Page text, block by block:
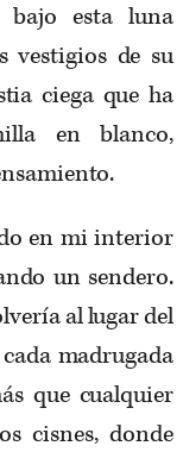
bajo esta luna
vestigios de su
ciega que ha
en blanco,
en mi interior
un sendero.
al lugar del
madrugada
que cualquier
cisnes, donde